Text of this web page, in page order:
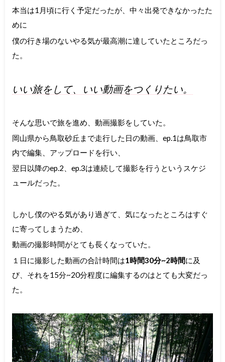
本当は1月頃に行く予定だったが、中々出発できなかったた
めに
僕の行き場のないやる気が最高潮に達していたところだっ
た。
いい旅をして、いい動画をつくりたい。
そんな思いで旅を進め、動画撮影をしていた。
岡山県から鳥取砂丘まで走行した日の動画、ep.1は鳥取市
内で編集、アップロードを行い、
翌日以降のep.2、ep.3は連続して撮影を行うというスケジ
ュールだった。
しかし僕のやる気があり過ぎて、気になったところはすぐ
に寄ってしまうため、
動画の撮影時間がとても長くなっていた。
１日に撮影した動画の合計時間は1時間30分~2時間に及
び、それを15分~20分程度に編集するのはとても大変だっ
た。